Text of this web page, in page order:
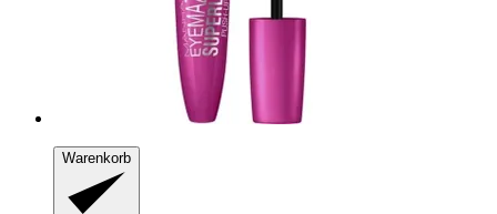
Warenkorb